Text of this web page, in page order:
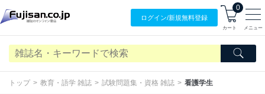
ログイン/新規無料登録
0
カート メニュー
トップ 教育・語学 雑誌 試験問題集・資格 雑誌 看護学生